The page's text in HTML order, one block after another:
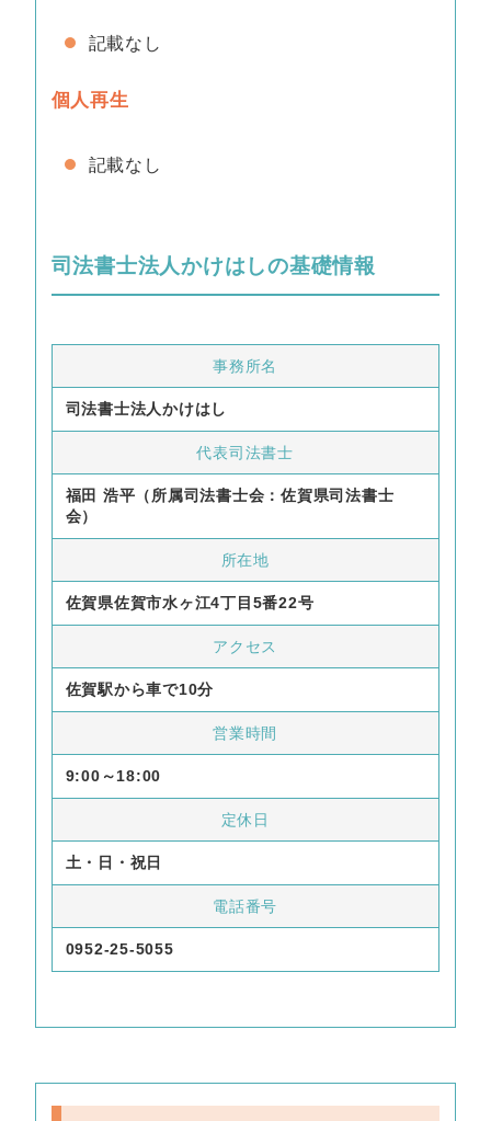
記載なし
個人再生
記載なし
司法書士法人かけはしの基礎情報
事務所名
司法書士法人かけはし
代表司法書士
福田 浩平（所属司法書士会：佐賀県司法書士
会）
所在地
佐賀県佐賀市水ヶ江4丁目5番22号
アクセス
佐賀駅から車で10分
営業時間
9:00～18:00
定休日
土・日・祝日
電話番号
0952-25-5055